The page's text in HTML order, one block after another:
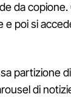
da copione.
poi si
partizione
di